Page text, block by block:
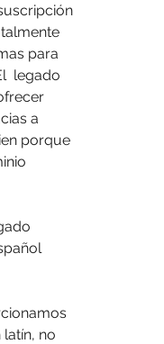
para
legado
a
porque
no